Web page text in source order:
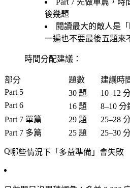
後幾題
閱讀最大的敵人是
一遍也不要最後五題來
時間分配建議：
部分 題數 建議時
Part 5
30 題 10–12
Part 6
16 題 8–10 分
Part 7 單篇
29 題 25–28
Part 7 多篇
25 題 25–30
哪些情況下「多益準備」會失敗